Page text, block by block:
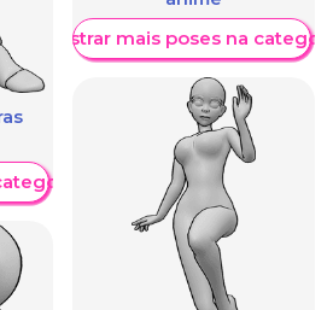
Mostrar mais poses na